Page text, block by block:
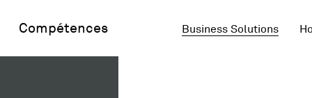
Compétences Business Solutions